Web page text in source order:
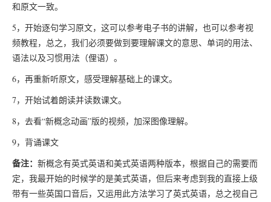
和原文一致。
5，开始逐句学习原文，这可以参考电子书的讲解，也可以参考视
频教程，总之，我们必须要做到要理解课文的意思、单词的用法、
语法以及习惯用法（俚语）。
6，再重新听原文，感受理解基础上的课文。
7，开始试着朗读并读数课文。
8，去看“新概念动画”版的视频，加深图像理解。
9，背诵课文
备注： 新概念有英式英语和美式英语两种版本，根据自己的需要而
定，我最开始的时候学的是美式英语，但后来考虑到我的直接上级
带有一些英国口音后，又运用此方法学习了英式英语，总之视自己